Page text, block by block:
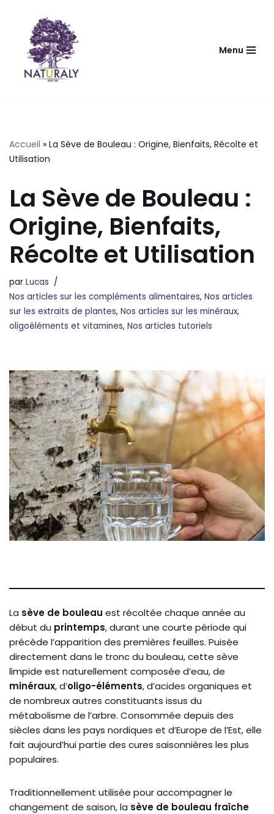
contenu
Menu
Accueil » La Sève de Bouleau : Origine, Bienfaits, Récolte et
Utilisation
La Sève de Bouleau :
Origine, Bienfaits,
Récolte et Utilisation
par Lucas
Nos articles sur les compléments alimentaires, Nos articles
sur les extraits de plantes, Nos articles sur les minéraux,
oligoéléments et vitamines, Nos articles tutoriels
La sève de bouleau est récoltée chaque année au
début du printemps, durant une courte période qui
précède l’apparition des premières feuilles. Puisée
directement dans le tronc du bouleau, cette sève
limpide est naturellement composée d’eau, de
minéraux, d’oligo-éléments, d’acides organiques et
de nombreux autres constituants issus du
métabolisme de l’arbre. Consommée depuis des
siècles dans les pays nordiques et d’Europe de l’Est, elle
fait aujourd’hui partie des cures saisonnières les plus
populaires.
Traditionnellement utilisée pour accompagner le
changement de saison, la sève de bouleau fraîche